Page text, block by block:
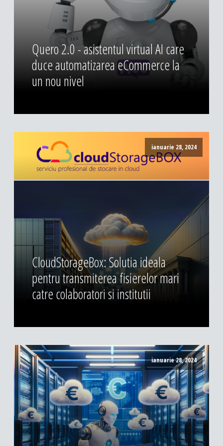
DESIGN & PRINTING
Identitate vizuala, imagine
Grafica publicitara
Grafica pentru print
Fotografie digitala
Quero 2.0 - asistentul virtual AI care
duce automatizarea eCommerce la
un nou nivel
ianuarie 28, 2024
CloudStorageBox: Solutia ideala
pentru transmiterea fisierelor mari
catre colaboratori si institutii
ianuarie 28, 2024